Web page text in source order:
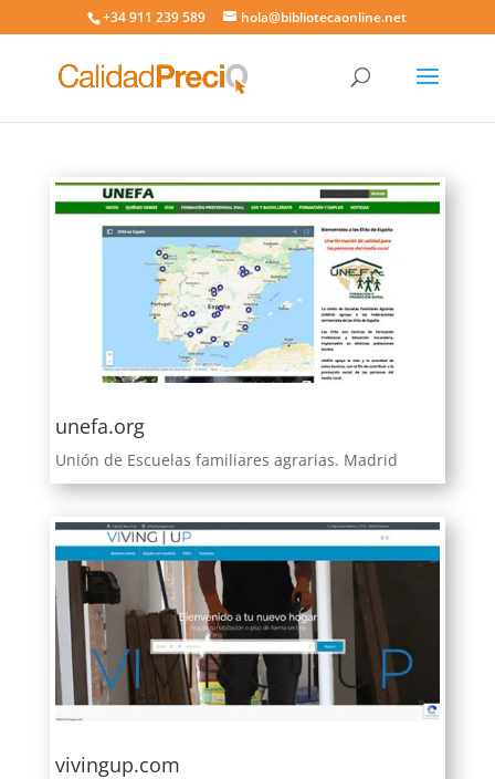
+34 911 239 589 hola@bibliotecaonline.net
unefa.org
Unión de Escuelas familiares agrarias. Madrid
vivingup.com